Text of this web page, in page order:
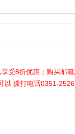
受8折优惠；购买邮
以 拨打电话0351-